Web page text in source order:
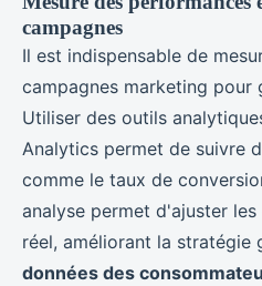
campagnes
Il est indispensable de
campagnes marketing pour
Utiliser des outils
Analytics permet de suivre
comme le taux de
analyse permet d'ajuster
réel, améliorant la stratégie
données des